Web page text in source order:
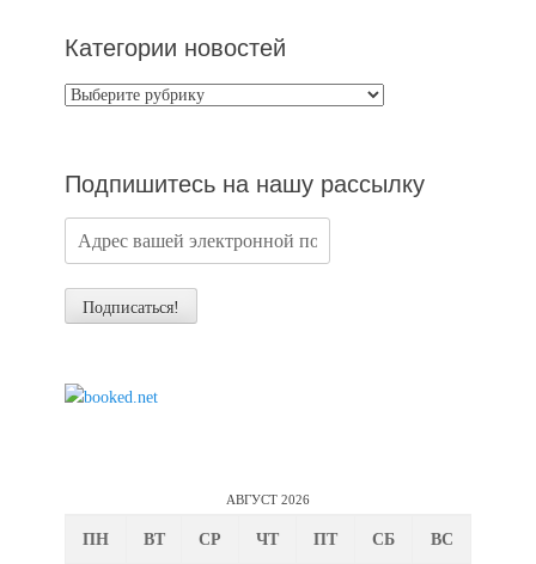
Категории новостей
Категории
Подпишитесь на нашу рассылку
АВГУСТ 2026
ПН ВТ СР ЧТ ПТ СБ ВС